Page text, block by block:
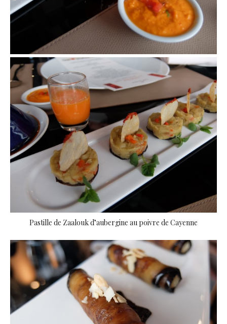
Pastille de Zaalouk d’aubergine au poivre de Cayenne